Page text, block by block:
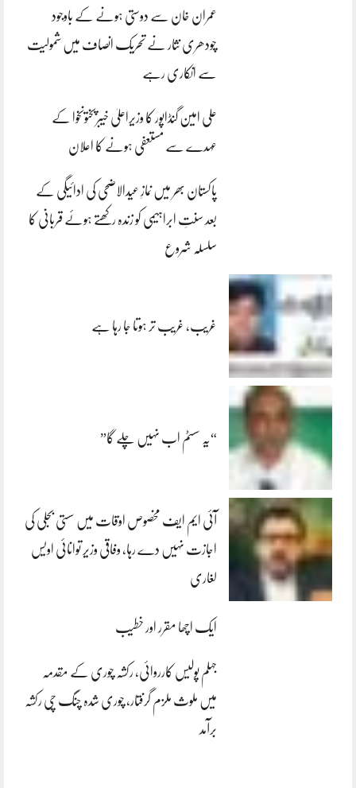
عمران خان سے دوستی ہونے کے باوجود
چودھری نثار نے تحریک انصاف میں شمولیت
سے انکاری رہے
علی امین گنڈاپور کا وزیراعلیٰ خیبرپختونخوا کے
عہدے سے مستعفی ہونے کا اعلان
پاکستان بھر میں نمازِ عیدالاضحی کی ادائیگی کے
بعد سنتِ ابراہیمی کو زندہ رکھتے ہوئے قربانی کا
سلسلہ شروع
غریب، غریب تر ہوتا جا رہا ہے
“یہ سسٹم اب نہیں چلے گا”
آئی ایم ایف مخصوص اوقات میں سستی بجلی کی
اجازت نہیں دے رہا، وفاقی وزیر توانائی اویس
لغاری
ایک اچھا مقرر اور خطیب
جہلم پولیس کارروائی، رکشہ چوری کے مقدمہ
میں ملوث ملزم گرفتار، چوری شدہ چنگ چی رکشہ
برآمد